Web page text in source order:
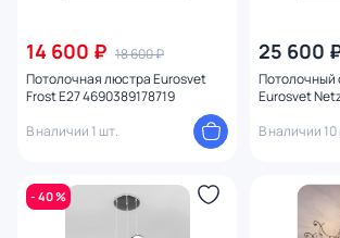
14 600 ₽ 18 600 ₽
Потолочная люстра Eurosvet
Frost E27 4690389178719
В наличии 1 шт.
25 600
Потолочный
Eurosvet
В наличии 10
- 40 %
Количество колец
Вид рассеивателя
Количество плафонов